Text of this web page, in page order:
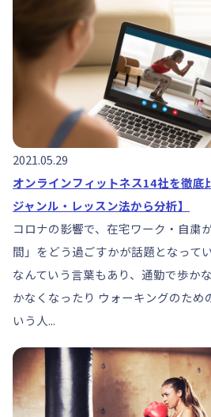
2021.05.29
オンラインフィットネス14社を徹底
ジャンル・レッスン法から分析】
コロナの影響で、在宅ワーク・自粛
間」をどう過ごすかが話題となって
なんていう言葉もあり、通勤で歩か
かなくなったり ウォーキングのため
いう人...